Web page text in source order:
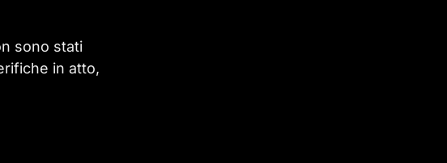
sono stati
in atto,